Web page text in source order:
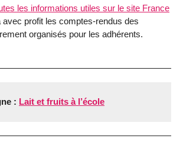
les informations utiles sur le site France
avec profit les comptes-rendus des
organisés pour les adhérents.
: Lait et fruits à l’école